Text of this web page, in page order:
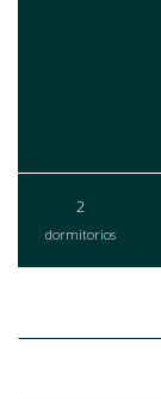
2
dormitorios